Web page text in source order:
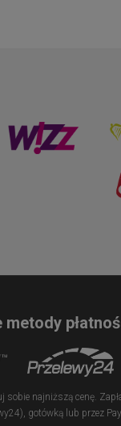
metody
sobie najniższą cenę.
gotówką lub przez